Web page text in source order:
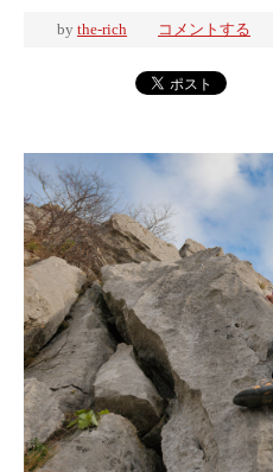
by the-rich コメントする